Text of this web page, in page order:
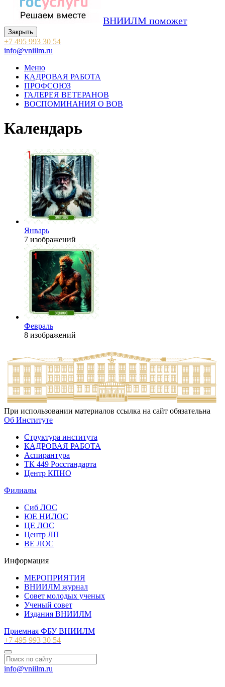
ВНИИЛМ поможет
Закрыть
+7 495 993 30 54
info@vniilm.ru
Меню
КАДРОВАЯ РАБОТА
ПРОФСОЮЗ
ГАЛЕРЕЯ ВЕТЕРАНОВ
ВОСПОМИНАНИЯ О ВОВ
Календарь
Январь
7 изображений
Февраль
8 изображений
При использовании материалов ссылка на сайт обязательна
Об Институте
Структура института
КАДРОВАЯ РАБОТА
Аспирантура
ТК 449 Росстандарта
Центр КПНО
Филиалы
Сиб ЛОС
ЮЕ НИЛОС
ЦЕ ЛОС
Центр ЛП
ВЕ ЛОС
Информация
МЕРОПРИЯТИЯ
ВНИИЛМ журнал
Совет молодых ученых
Ученый совет
Издания ВНИИЛМ
Приемная ФБУ ВНИИЛМ
+7 495 993 30 54
info@vniilm.ru